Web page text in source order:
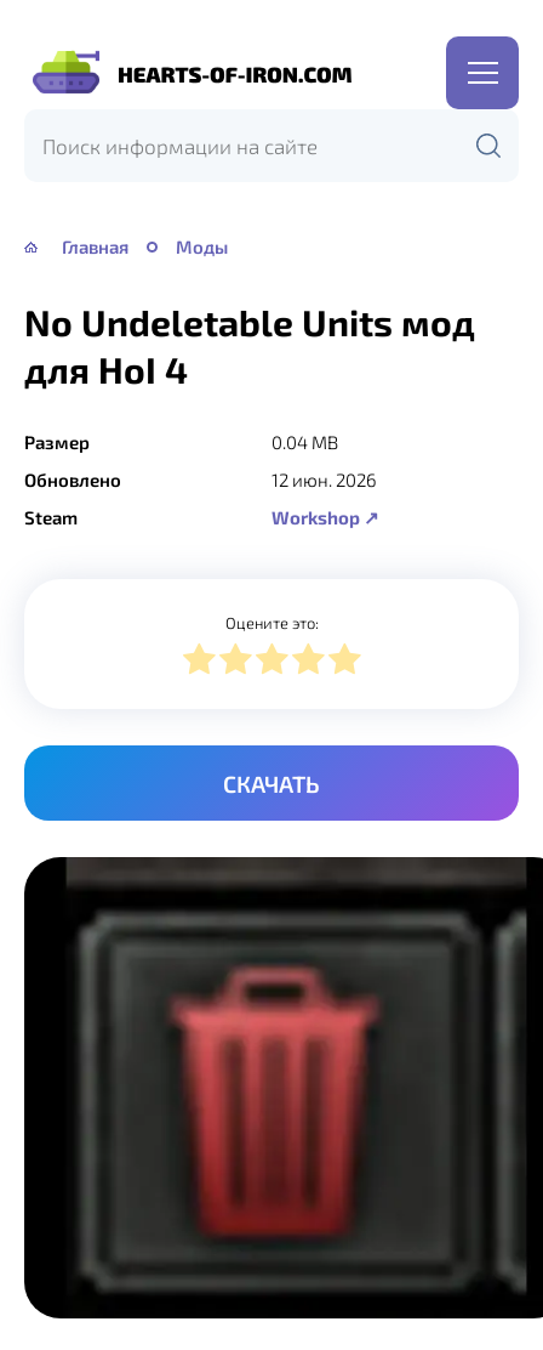
Hearts
Iron
Главная Моды
No Undeletable Units мод
для HoI 4
Размер
0.04 MB
Обновлено
12 июн. 2026
Steam
Workshop ↗
Оцените это:
СКАЧАТЬ